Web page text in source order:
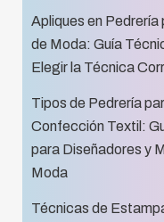
Apliques en Pedrería
de Moda: Guía
Elegir la Técnica
Tipos de Pedrería
Confección Textil:
para Diseñadores y
Moda
Técnicas de